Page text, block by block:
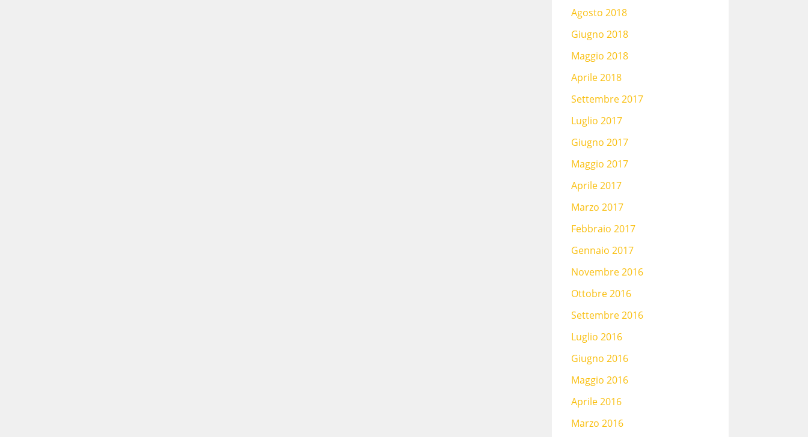
Agosto 2018
Giugno 2018
Maggio 2018
Aprile 2018
Settembre 2017
Luglio 2017
Giugno 2017
Maggio 2017
Aprile 2017
Marzo 2017
Febbraio 2017
Gennaio 2017
Novembre 2016
Ottobre 2016
Settembre 2016
Luglio 2016
Giugno 2016
Maggio 2016
Aprile 2016
Marzo 2016